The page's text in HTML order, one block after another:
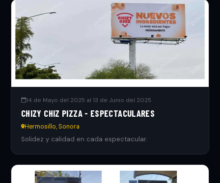
14 de Mayo del 2025 al 13 de Junio del 2025
CHIZY CHIZ PIZZA - ESPECTACULARES
Hermosillo, Sonora
Solidez y calidad en cada espectacular.